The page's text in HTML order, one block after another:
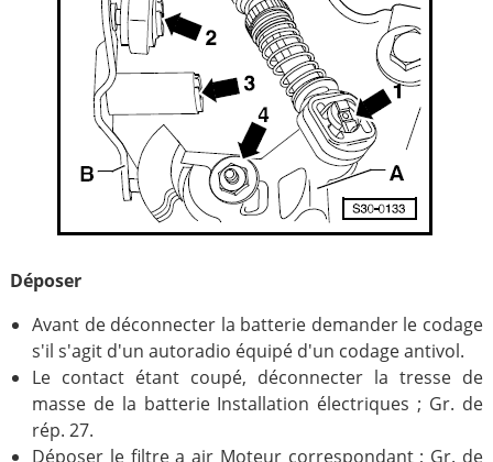
Déposer
Avant de déconnecter la batterie demander le codage
s'il s'agit d'un autoradio équipé d'un codage antivol.
Le contact étant coupé, déconnecter la tresse de
masse de la batterie Installation électriques ; Gr. de
rép. 27.
Déposer le filtre a air Moteur correspondant ; Gr. de